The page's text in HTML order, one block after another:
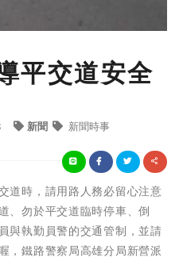
平交道安全
新聞 新聞時事
道時，請用路人務必留心注意
、勿於平交道臨時停車、倒
與執勤員警的交通管制，並請
，鐵路警察局高雄分局新營派